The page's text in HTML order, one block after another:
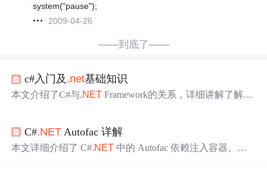
system("pause");
2009-04-26
——到底了——
c#入门及 .net基础知识
本文介绍了C#与.NET Framework的关系，详细讲解了解决
的 基本 操作，如快捷键和解决
。
C#.NET Autofac 详解
本文详细介绍了 C#.NET 中的 Autofac 依赖注入容器。阐